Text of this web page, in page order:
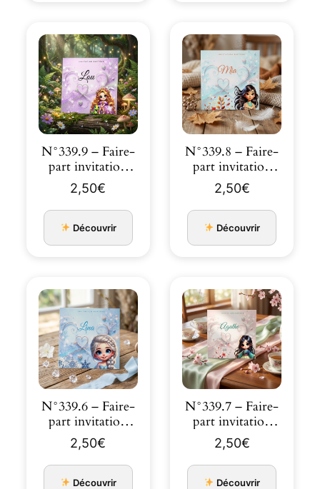
N°339.9 – Faire-
part invitation
Princesses de
co…
2,50€
Découvrir
N°339.8 – Faire-
part invitation
Princesses de
co…
2,50€
Découvrir
N°339.6 – Faire-
part invitation
Princesses de
co…
2,50€
Découvrir
N°339.7 – Faire-
part invitation
Princesses de
co…
2,50€
Découvrir